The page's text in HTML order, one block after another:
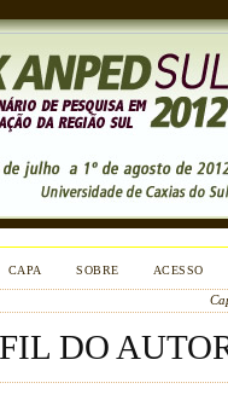
CAPA SOBRE ACESSO
DO